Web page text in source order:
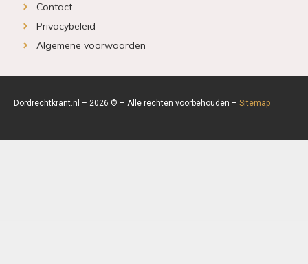
Contact
Privacybeleid
Algemene voorwaarden
Dordrechtkrant.nl – 2026 © – Alle rechten voorbehouden – Sitemap